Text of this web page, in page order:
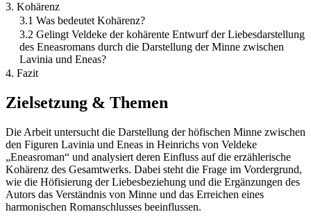
3. Kohärenz
3.1 Was bedeutet Kohärenz?
3.2 Gelingt Veldeke der kohärente Entwurf der Liebesdarstellung
des Eneasromans durch die Darstellung der Minne zwischen
Lavinia und Eneas?
4. Fazit
Zielsetzung & Themen
Die Arbeit untersucht die Darstellung der höfischen Minne zwischen
den Figuren Lavinia und Eneas in Heinrichs von Veldeke
„Eneasroman“ und analysiert deren Einfluss auf die erzählerische
Kohärenz des Gesamtwerks. Dabei steht die Frage im Vordergrund,
wie die Höfisierung der Liebesbeziehung und die Ergänzungen des
Autors das Verständnis von Minne und das Erreichen eines
harmonischen Romanschlusses beeinflussen.